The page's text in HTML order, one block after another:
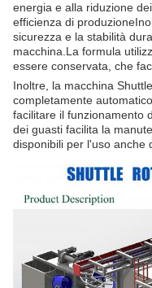
energia e alla riduzione
efficienza di
sicurezza e la stabilità
macchina.La formula
essere conservata, che
Inoltre, la macchina
completamente
facilitare il funzionamento
dei guasti facilita la
disponibili per l'uso anche